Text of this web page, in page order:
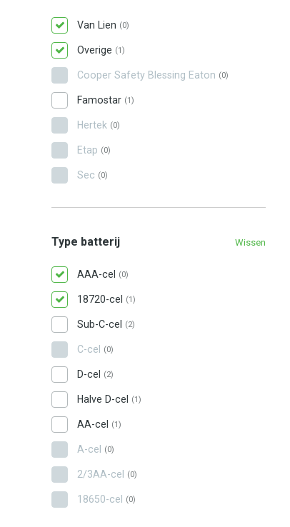
Van Lien (0)
Overige (1)
Cooper Safety Blessing Eaton (0)
Famostar (1)
Hertek (0)
Etap (0)
Sec (0)
Type batterij Wissen
AAA-cel (0)
18720-cel (1)
Sub-C-cel (2)
C-cel (0)
D-cel (2)
Halve D-cel (1)
AA-cel (1)
A-cel (0)
2/3AA-cel (0)
18650-cel (0)